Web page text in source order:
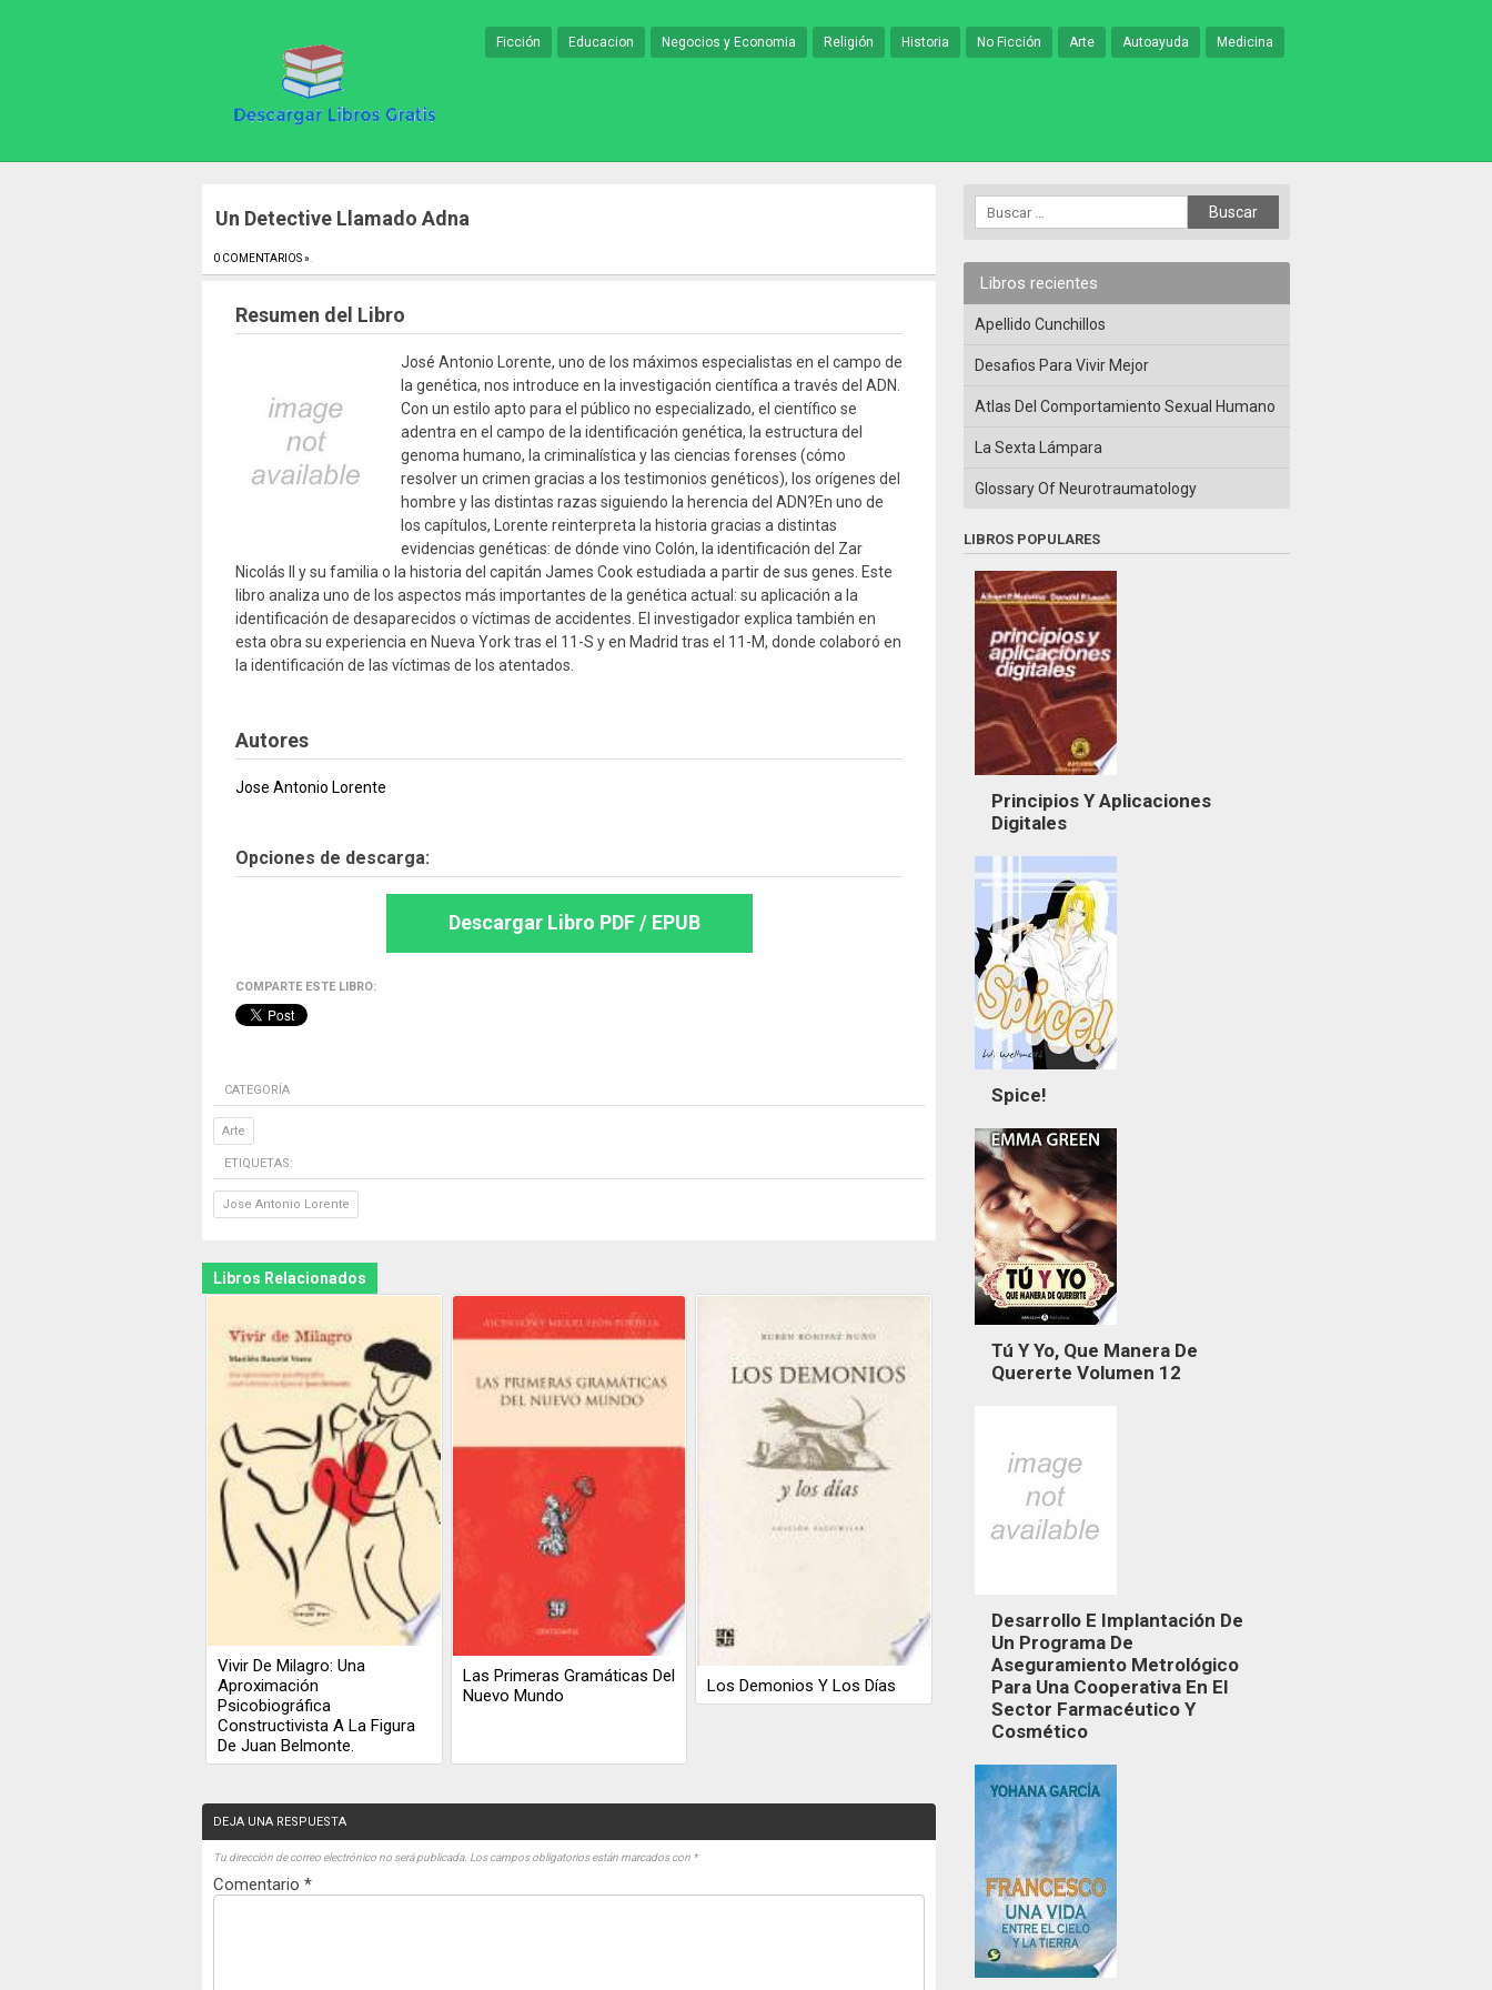
Ficción Educacion Negocios y Economia Religión Historia No Ficción Arte Autoayuda Medicina
Un Detective Llamado Adna
0 COMENTARIOS »
Resumen del Libro
José Antonio Lorente, uno de los máximos especialistas en el campo de
la genética, nos introduce en la investigación científica a través del ADN.
Con un estilo apto para el público no especializado, el científico se
adentra en el campo de la identificación genética, la estructura del
genoma humano, la criminalística y las ciencias forenses (cómo
resolver un crimen gracias a los testimonios genéticos), los orígenes del
hombre y las distintas razas siguiendo la herencia del ADN?En uno de
los capítulos, Lorente reinterpreta la historia gracias a distintas
evidencias genéticas: de dónde vino Colón, la identificación del Zar
Nicolás II y su familia o la historia del capitán James Cook estudiada a partir de sus genes. Este
libro analiza uno de los aspectos más importantes de la genética actual: su aplicación a la
identificación de desaparecidos o víctimas de accidentes. El investigador explica también en
esta obra su experiencia en Nueva York tras el 11-S y en Madrid tras el 11-M, donde colaboró en
la identificación de las víctimas de los atentados.
Autores
Jose Antonio Lorente
Opciones de descarga:
Descargar Libro PDF / EPUB
COMPARTE ESTE LIBRO:
CATEGORÍA
Arte
ETIQUETAS:
Jose Antonio Lorente
Libros Relacionados
Vivir De Milagro: Una
Aproximación
Psicobiográfica
Constructivista A La Figura
De Juan Belmonte.
Las Primeras Gramáticas Del
Nuevo Mundo
Los Demonios Y Los Días
DEJA UNA RESPUESTA
Tu dirección de correo electrónico no será publicada. Los campos obligatorios están marcados con *
Comentario *
Libros recientes
Apellido Cunchillos
Desafios Para Vivir Mejor
Atlas Del Comportamiento Sexual Humano
La Sexta Lámpara
Glossary Of Neurotraumatology
LIBROS POPULARES
Principios Y Aplicaciones
Digitales
Spice!
Tú Y Yo, Que Manera De
Quererte Volumen 12
Desarrollo E Implantación De
Un Programa De
Aseguramiento Metrológico
Para Una Cooperativa En El
Sector Farmacéutico Y
Cosmético